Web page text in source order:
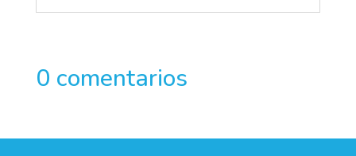
0 comentarios